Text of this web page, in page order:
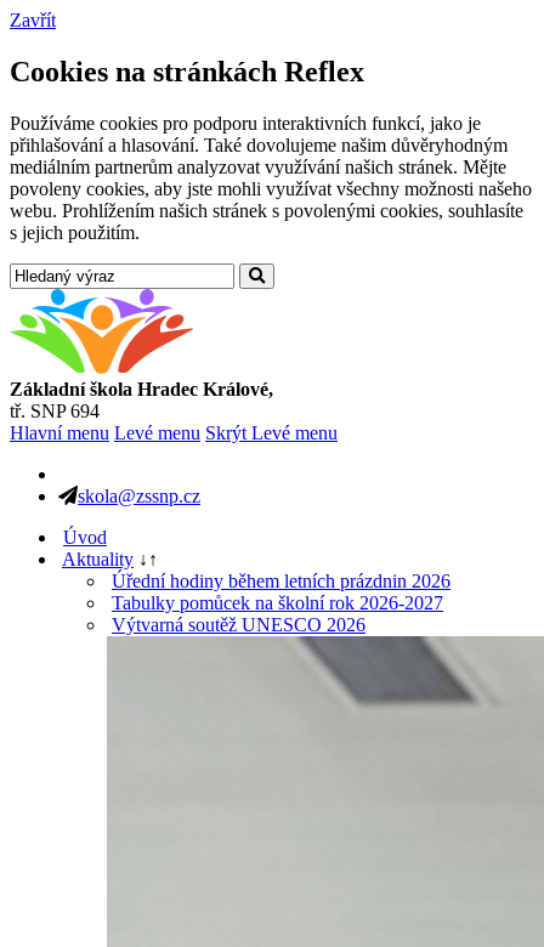
Zavřít
Cookies na stránkách Reflex
Používáme cookies pro podporu interaktivních funkcí, jako je
přihlašování a hlasování. Také dovolujeme našim důvěryhodným
mediálním partnerům analyzovat využívání našich stránek. Mějte
povoleny cookies, aby jste mohli využívat všechny možnosti našeho
webu. Prohlížením našich stránek s povolenými cookies, souhlasíte
s jejich použitím.
Základní škola Hradec Králové,
tř. SNP 694
Hlavní menu Levé menu Skrýt Levé menu
skola@zssnp.cz
Úvod
Aktuality ↓ ↑
Úřední hodiny během letních prázdnin 2026
Tabulky pomůcek na školní rok 2026-2027
Výtvarná soutěž UNESCO 2026